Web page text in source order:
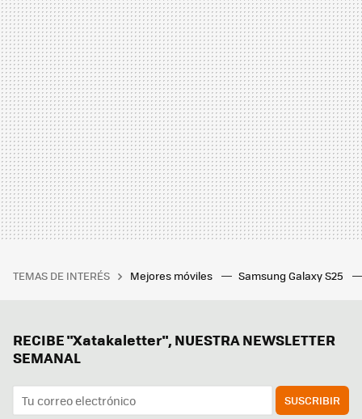
TEMAS DE INTERÉS Mejores móviles Samsung Galaxy S25
RECIBE "Xatakaletter", NUESTRA NEWSLETTER
SEMANAL
SUSCRIBIR